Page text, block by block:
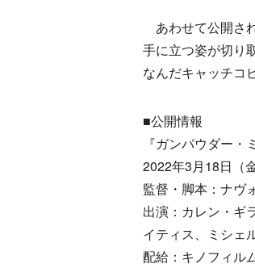
あわせて公開さ
手に立つ姿が切り
なんだキャッチコ
■公開情報
『ガンパウダー・
2022年3月18日（
監督・脚本：ナヴ
出演：カレン・ギ
イティス、ミシェ
配給：キノフィル